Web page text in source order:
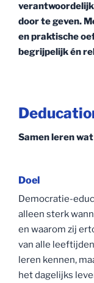
door te geven.
en praktische
begrijpelijk én
Samen leren
Doel
Democratie-
alleen sterk
en waarom zij
van alle
leren kennen,
het dagelijks